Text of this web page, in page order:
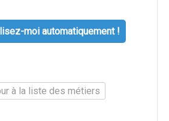
moi automatiquement !
à la liste des métiers